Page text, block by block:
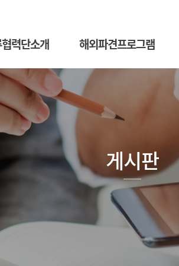
력단소개 해외파견프로그램
게시판